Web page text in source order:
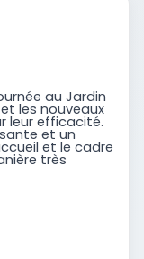
au Jardin
les nouveaux
leur efficacité.
et un
et le cadre
très